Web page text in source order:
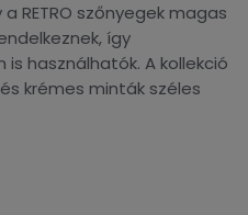
RETRO szőnyegek magas
így
használhatók. A kollekció
krémes minták széles